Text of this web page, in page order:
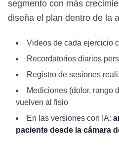
segmento con más
diseña el plan dentro de la
Videos de cada ejercicio
Recordatorios diarios
Registro de sesiones
Mediciones (dolor, rango
vuelven al fisio
En las versiones con IA:
paciente desde la cámara